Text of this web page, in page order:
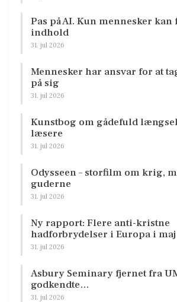
Pas på AI. Kun mennesker
indhold
31. jul 2026
Mennesker har ansvar for at
på sig
31. jul 2026
Kunstbog om gådefuld
læsere
31. jul 2026
Odysseen – storfilm om krig,
guderne
31. jul 2026
Ny rapport: Flere anti-kristne
hadforbrydelser i Europa i maj
31. jul 2026
Asbury Seminary fjernet fra
godkendte…
31. jul 2026